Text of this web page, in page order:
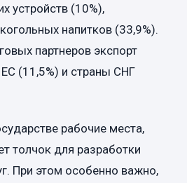
устройств (10%),
напитков (33,9%).
партнеров экспорт
(11,5%) и страны СНГ
рабочие места,
толчок для разработки
При этом особенно важно,